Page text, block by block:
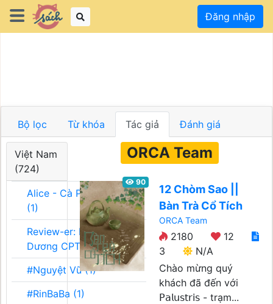
Đăng nhập
Bộ lọc Từ khóa Tác giả Đánh giá
Việt Nam
(724)
Alice - Cà Phê Team
(1)
Review-er: Dương
Dương CPT (1)
#Nguyệt Vũ (1)
#RinBaBa (1)
ORCA Team
90
12 Chòm Sao ||
Bàn Trà Cổ Tích
ORCA Team
2180
12
3
N/A
Chào mừng quý
khách đã đến với
𝖯𝖺𝗅𝗎𝗌𝗍𝗋𝗂𝗌 - trạm...